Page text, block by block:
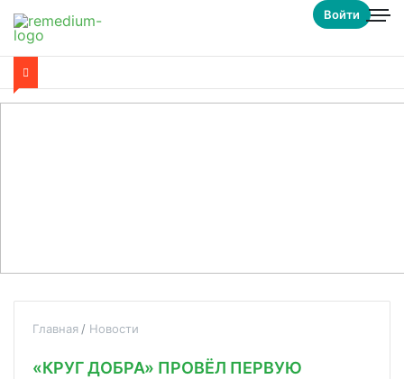
Войти
Главная Новости
«КРУГ ДОБРА» ПРОВЁЛ ПЕРВУЮ